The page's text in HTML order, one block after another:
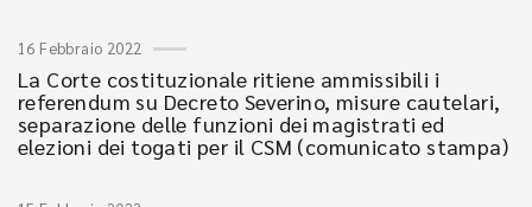
16 Febbraio 2022
La Corte costituzionale ritiene ammissibili i
referendum su Decreto Severino, misure cautelari,
separazione delle funzioni dei magistrati ed
elezioni dei togati per il CSM (comunicato stampa)